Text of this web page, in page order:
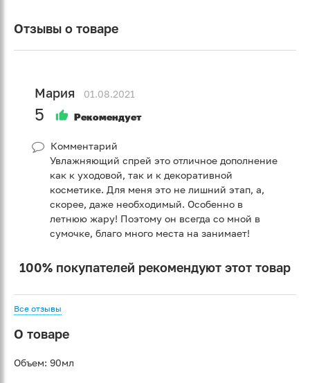
Отзывы о товаре
Мария 01.08.2021
5 Рекомендует
Комментарий
Увлажняющий спрей это отличное дополнение
как к уходовой, так и к декоративной
косметике. Для меня это не лишний этап, а,
скорее, даже необходимый. Особенно в
летнюю жару! Поэтому он всегда со мной в
сумочке, благо много места на занимает!
100% покупателей рекомендуют этот товар
Все отзывы
О товаре
Объем: 90мл